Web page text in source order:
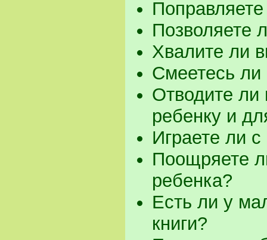
Позволяете
Хвалите ли
Смеетесь
Отводите
ребенку и
Играете ли
Поощряете
ребенка?
Есть ли у
книги?